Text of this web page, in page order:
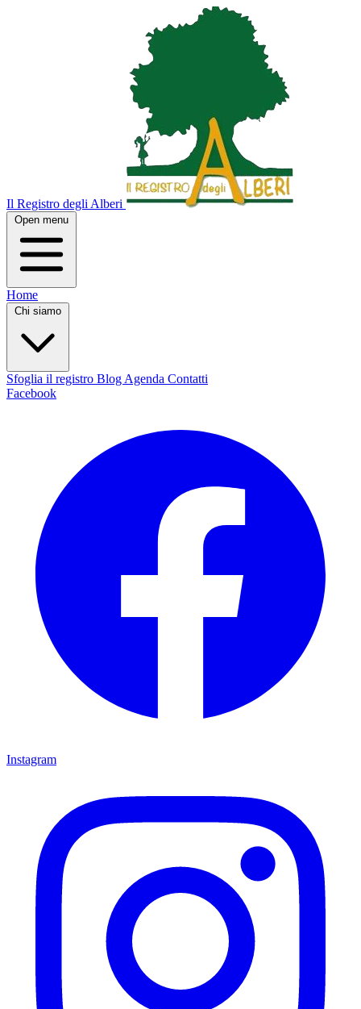
Il Registro degli Alberi
Open menu
Home
Chi siamo
Sfoglia il registro Blog Agenda Contatti
Facebook
Instagram